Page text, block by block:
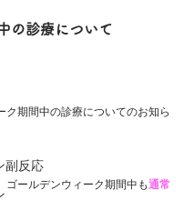
副反応
の診療について
ク期間中の診療についてのお知ら
ゴールデンウィーク期間中も通常